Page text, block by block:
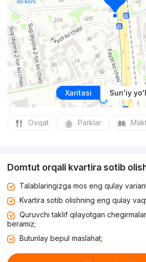
Xaritasi Sun'iy
Ovqat Parklar
Domtut orqali kvartira sotib
Talablaringizga mos eng qulay
Kvartira sotib olishning eng qulay
Quruvchi taklif qilayotgan
beramiz;
Butunlay bepul maslahat;